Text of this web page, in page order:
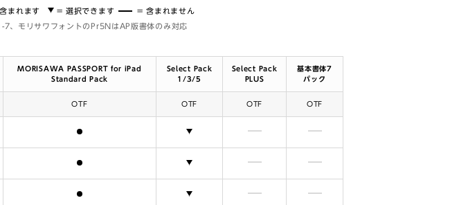
まれます = 選択できます
= 含まれません
、モリサワフォントのPr5NはAP版書体のみ対応
MORISAWA PASSPORT for iPad
Standard Pack
Select Pack
1/3/5
Select Pack
PLUS
基本書体7
パック
OTF OTF OTF OTF
含まれません 含まれません
含まれません 含まれません
含まれません 含まれません